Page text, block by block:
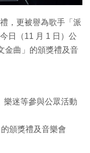
，更被譽為歌手「派
日（11 月 1 日）公
金曲」的頒獎禮及音
樂迷等參與公眾活動
頒獎禮及音樂會